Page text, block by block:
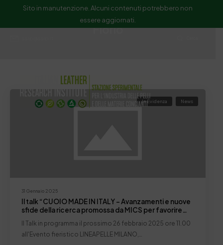
Sito in manutenzione. Alcuni contenuti potrebbero non
essere aggiornati.
Florio
31 Gennaio 2025
In Evidenza News
Il talk “CUOIO MADE IN ITALY – Avanzamenti e nuove
sfide della ricerca promossa da MICS per favorire
Il Talk in programma il prossimo 26 febbraio 2025 ore 11.00
all'Evento fieristico LINEAPELLE MILANO,…